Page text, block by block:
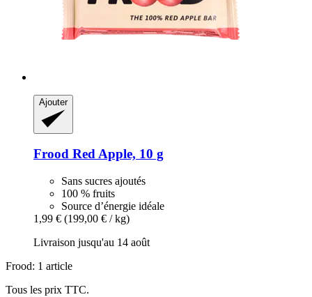
Ajouter
Frood Red Apple, 10 g
Sans sucres ajoutés
100 % fruits
Source d’énergie idéale
1,99 € (199,00 € / kg)
Livraison jusqu'au 14 août
Frood: 1 article
Tous les prix TTC.